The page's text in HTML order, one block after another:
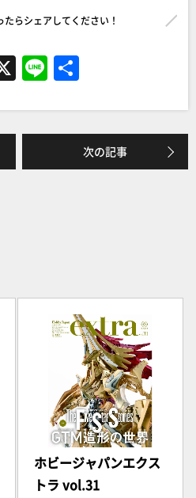
らシェアしてください！
X Li
n
e
次の記事
ホビージャパンエクス
トラ vol.31